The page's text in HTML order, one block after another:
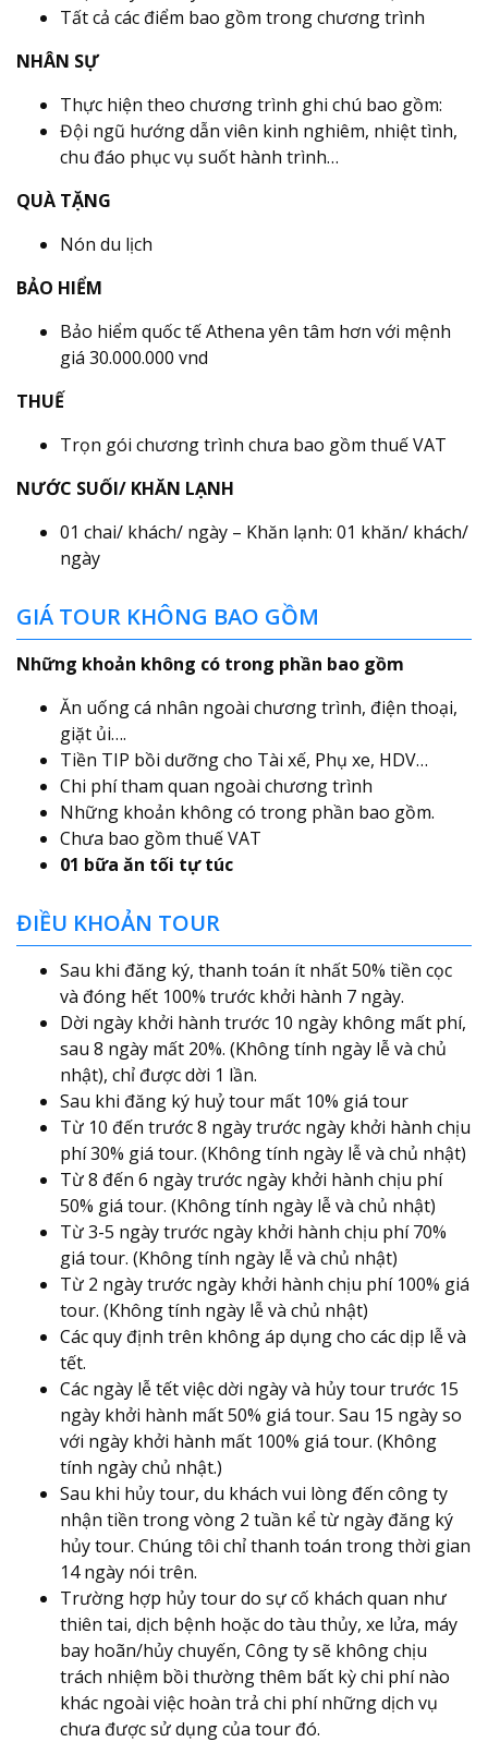
Tất cả các điểm bao gồm trong chương trình
NHÂN SỰ
Thực hiện theo chương trình ghi chú bao gồm:
Đội ngũ hướng dẫn viên kinh nghiêm, nhiệt tình,
chu đáo phục vụ suốt hành trình…
QUÀ TẶNG
Nón du lịch
BẢO HIỂM
Bảo hiểm quốc tế Athena yên tâm hơn với mệnh
giá 30.000.000 vnd
THUẾ
Trọn gói chương trình chưa bao gồm thuế VAT
NƯỚC SUỐI/ KHĂN LẠNH
01 chai/ khách/ ngày – Khăn lạnh: 01 khăn/ khách/
ngày
GIÁ TOUR KHÔNG BAO GỒM
Những khoản không có trong phần bao gồm
Ăn uống cá nhân ngoài chương trình, điện thoại,
giặt ủi….
Tiền TIP bồi dưỡng cho Tài xế, Phụ xe, HDV…
Chi phí tham quan ngoài chương trình
Những khoản không có trong phần bao gồm.
Chưa bao gồm thuế VAT
01 bữa ăn tối tự túc
ĐIỀU KHOẢN TOUR
Sau khi đăng ký, thanh toán ít nhất 50% tiền cọc
và đóng hết 100% trước khởi hành 7 ngày.
Dời ngày khởi hành trước 10 ngày không mất phí,
sau 8 ngày mất 20%. (Không tính ngày lễ và chủ
nhật), chỉ được dời 1 lần.
Sau khi đăng ký huỷ tour mất 10% giá tour
Từ 10 đến trước 8 ngày trước ngày khởi hành chịu
phí 30% giá tour. (Không tính ngày lễ và chủ nhật)
Từ 8 đến 6 ngày trước ngày khởi hành chịu phí
50% giá tour. (Không tính ngày lễ và chủ nhật)
Từ 3-5 ngày trước ngày khởi hành chịu phí 70%
giá tour. (Không tính ngày lễ và chủ nhật)
Từ 2 ngày trước ngày khởi hành chịu phí 100% giá
tour. (Không tính ngày lễ và chủ nhật)
Các quy định trên không áp dụng cho các dịp lễ và
tết.
Các ngày lễ tết việc dời ngày và hủy tour trước 15
ngày khởi hành mất 50% giá tour. Sau 15 ngày so
với ngày khởi hành mất 100% giá tour. (Không
tính ngày chủ nhật.)
Sau khi hủy tour, du khách vui lòng đến công ty
nhận tiền trong vòng 2 tuần kể từ ngày đăng ký
hủy tour. Chúng tôi chỉ thanh toán trong thời gian
14 ngày nói trên.
Trường hợp hủy tour do sự cố khách quan như
thiên tai, dịch bệnh hoặc do tàu thủy, xe lửa, máy
bay hoãn/hủy chuyến, Công ty sẽ không chịu
trách nhiệm bồi thường thêm bất kỳ chi phí nào
khác ngoài việc hoàn trả chi phí những dịch vụ
chưa được sử dụng của tour đó.